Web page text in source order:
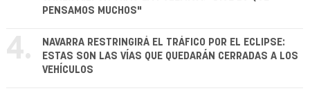
PENSAMOS MUCHOS"
4.
NAVARRA RESTRINGIRÁ EL TRÁFICO POR EL ECLIPSE:
ESTAS SON LAS VÍAS QUE QUEDARÁN CERRADAS A LOS
VEHÍCULOS